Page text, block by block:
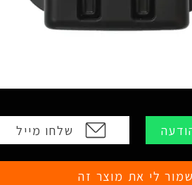
שלחו מייל
שמור לי את מוצר זה